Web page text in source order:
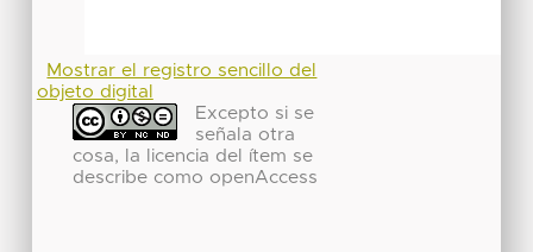
Mostrar el registro sencillo del
objeto digital
Excepto si se
señala otra
cosa, la licencia del ítem se
describe como openAccess